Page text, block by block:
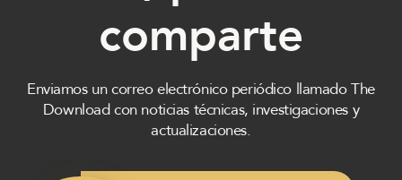
comparte
Enviamos un correo electrónico periódico llamado The
Download con noticias técnicas, investigaciones y
actualizaciones.